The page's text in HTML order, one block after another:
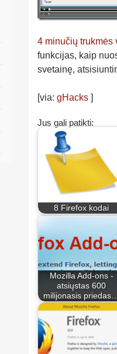
4 minučių trukmės
funkcijas, kaip
svetainę,
[via: gHacks ]
Jus gali patikti:
8 Firefox kodai
Mozilla Add-ons -
atsiųstas 600
milijonasis